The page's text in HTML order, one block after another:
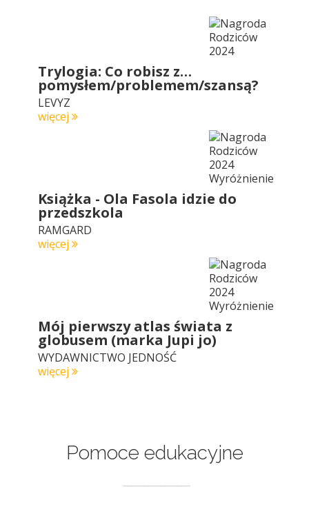
Trylogia: Co robisz z…
pomysłem/problemem/szansą?
LEVYZ
więcej
Książka - Ola Fasola idzie do
przedszkola
RAMGARD
więcej
Mój pierwszy atlas świata z
globusem (marka Jupi jo)
WYDAWNICTWO JEDNOŚĆ
więcej
Pomoce edukacyjne